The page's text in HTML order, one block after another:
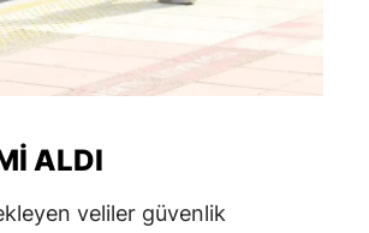
ALDI
veliler güvenlik